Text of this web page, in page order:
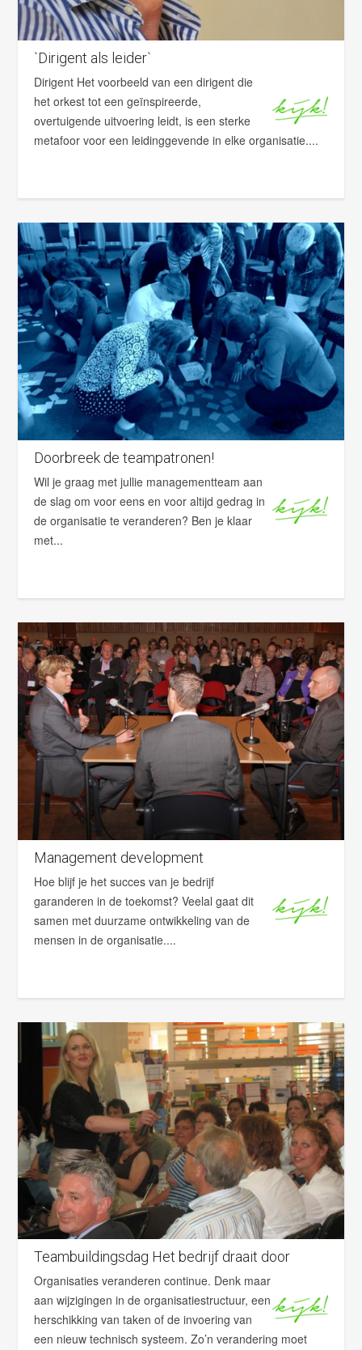
`Dirigent als leider`
Dirigent Het voorbeeld van een dirigent die
het orkest tot een geïnspireerde,
overtuigende uitvoering leidt, is een sterke
metafoor voor een leidinggevende in elke organisatie....
Doorbreek de teampatronen!
Wil je graag met jullie managementteam aan
de slag om voor eens en voor altijd gedrag in
de organisatie te veranderen? Ben je klaar
met...
Management development
Hoe blijf je het succes van je bedrijf
garanderen in de toekomst? Veelal gaat dit
samen met duurzame ontwikkeling van de
mensen in de organisatie....
Teambuildingsdag Het bedrijf draait door
Organisaties veranderen continue. Denk maar
aan wijzigingen in de organisatiestructuur, een
herschikking van taken of de invoering van
een nieuw technisch systeem. Zo’n verandering moet